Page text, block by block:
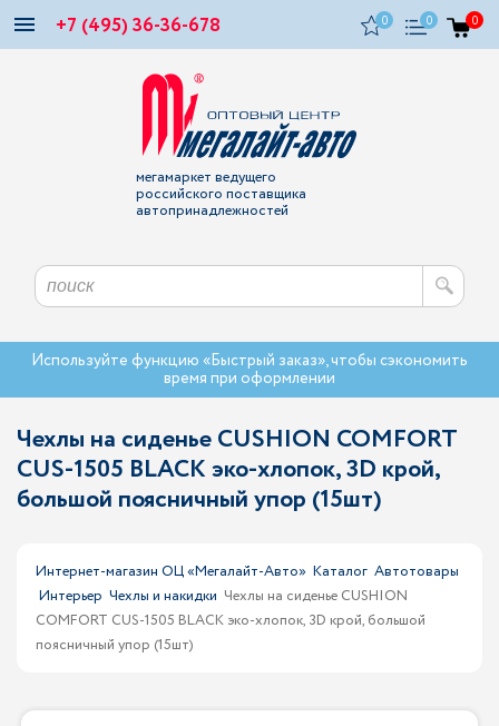
+7 (495) 36-36-678 0 0 0
мегамаркет ведущего
российского поставщика
автопринадлежностей
Используйте функцию «Быстрый заказ», чтобы сэкономить
время при оформлении
Чехлы на сиденье CUSHION COMFORT
CUS-1505 BLACK эко-хлопок, 3D крой,
большой поясничный упор (15шт)
Интернет-магазин ОЦ «Мегалайт-Авто» Каталог Автотовары
Интерьер Чехлы и накидки Чехлы на сиденье CUSHION
COMFORT CUS-1505 BLACK эко-хлопок, 3D крой, большой
поясничный упор (15шт)